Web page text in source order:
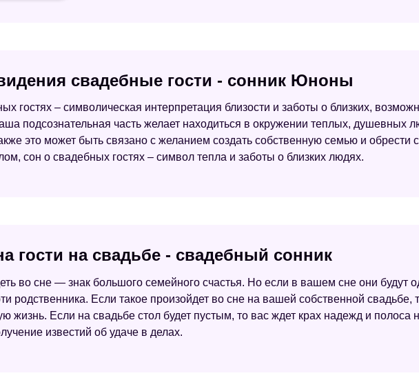
свадебные гости - сонник Юноны
гостях – символическая интерпретация близости и заботы о близких,
подсознательная часть желает находиться в окружении теплых, душевных
это может быть связано с желанием создать собственную семью и обрести
сон о свадебных гостях – символ тепла и заботы о близких людях.
гости на свадьбе - свадебный сонник
во сне — знак большого семейного счастья. Но если в вашем сне они будут
родственника. Если такое произойдет во сне на вашей собственной свадьбе,
жизнь. Если на свадьбе стол будет пустым, то вас ждет крах надежд и
известий об удаче в делах.